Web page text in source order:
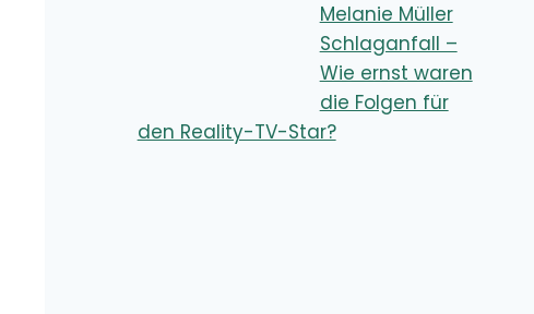
Melanie Müller
Schlaganfall –
Wie ernst waren
die Folgen für
den Reality-TV-Star?